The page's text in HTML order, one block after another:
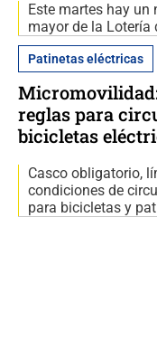
Este martes hay
mayor de la Lotería
Patinetas eléctricas
reglas para
bicicletas
Casco obligatorio,
condiciones de
para bicicletas y